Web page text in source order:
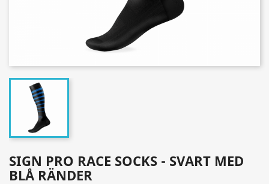
SIGN PRO RACE SOCKS - SVART MED
BLÅ RÄNDER